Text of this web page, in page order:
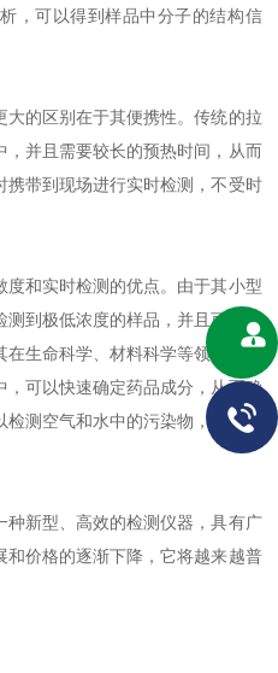
，可以得到样品中分子的结构信
的区别在于其便携性。传统的拉
并且需要较长的预热时间，从而
带到现场进行实时检测，不受时
和实时检测的优点。由于其小型
到极低浓度的样品，并且可以在
生命科学、材料科学等领域的应
，可以快速确定药品成分，从而确
测空气和水中的污染物，保障公
种新型、高效的检测仪器，具有广
价格的逐渐下降，它将越来越普